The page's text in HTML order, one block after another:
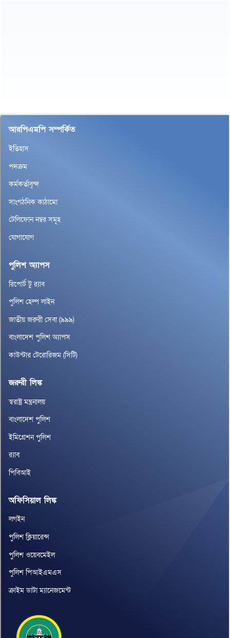
আরপিএমপি সম্পর্কিত
ইতিহাস
পদক্রম
কর্মকর্তাবৃন্দ
সাংগঠনিক কাঠামো
টেলিফোন নম্বর সমূহ
যোগাযোগ
পুলিশ অ্যাপস
রিপোর্ট টু র‌্যাব
পুলিশ হেল্প লাইন
জাতীয় জরুরী সেবা (৯৯৯)
বাংলাদেশ পুলিশ অ্যাপস
কাউন্টার টেরোরিজম (সিটি)
জরুরী লিঙ্ক
স্বরাষ্ট্র মন্ত্রনালয়
বাংলাদেশ পুলিশ
ইমিগ্রেশন পুলিশ
র‌্যাব
পিবিআই
অফিসিয়াল লিঙ্ক
লগইন
পুলিশ ক্লিয়ারেন্স
পুলিশ ওয়েবমেইল
পুলিশ পিআইএমএস
ক্রাইম ডাটা ম্যানেজমেন্ট